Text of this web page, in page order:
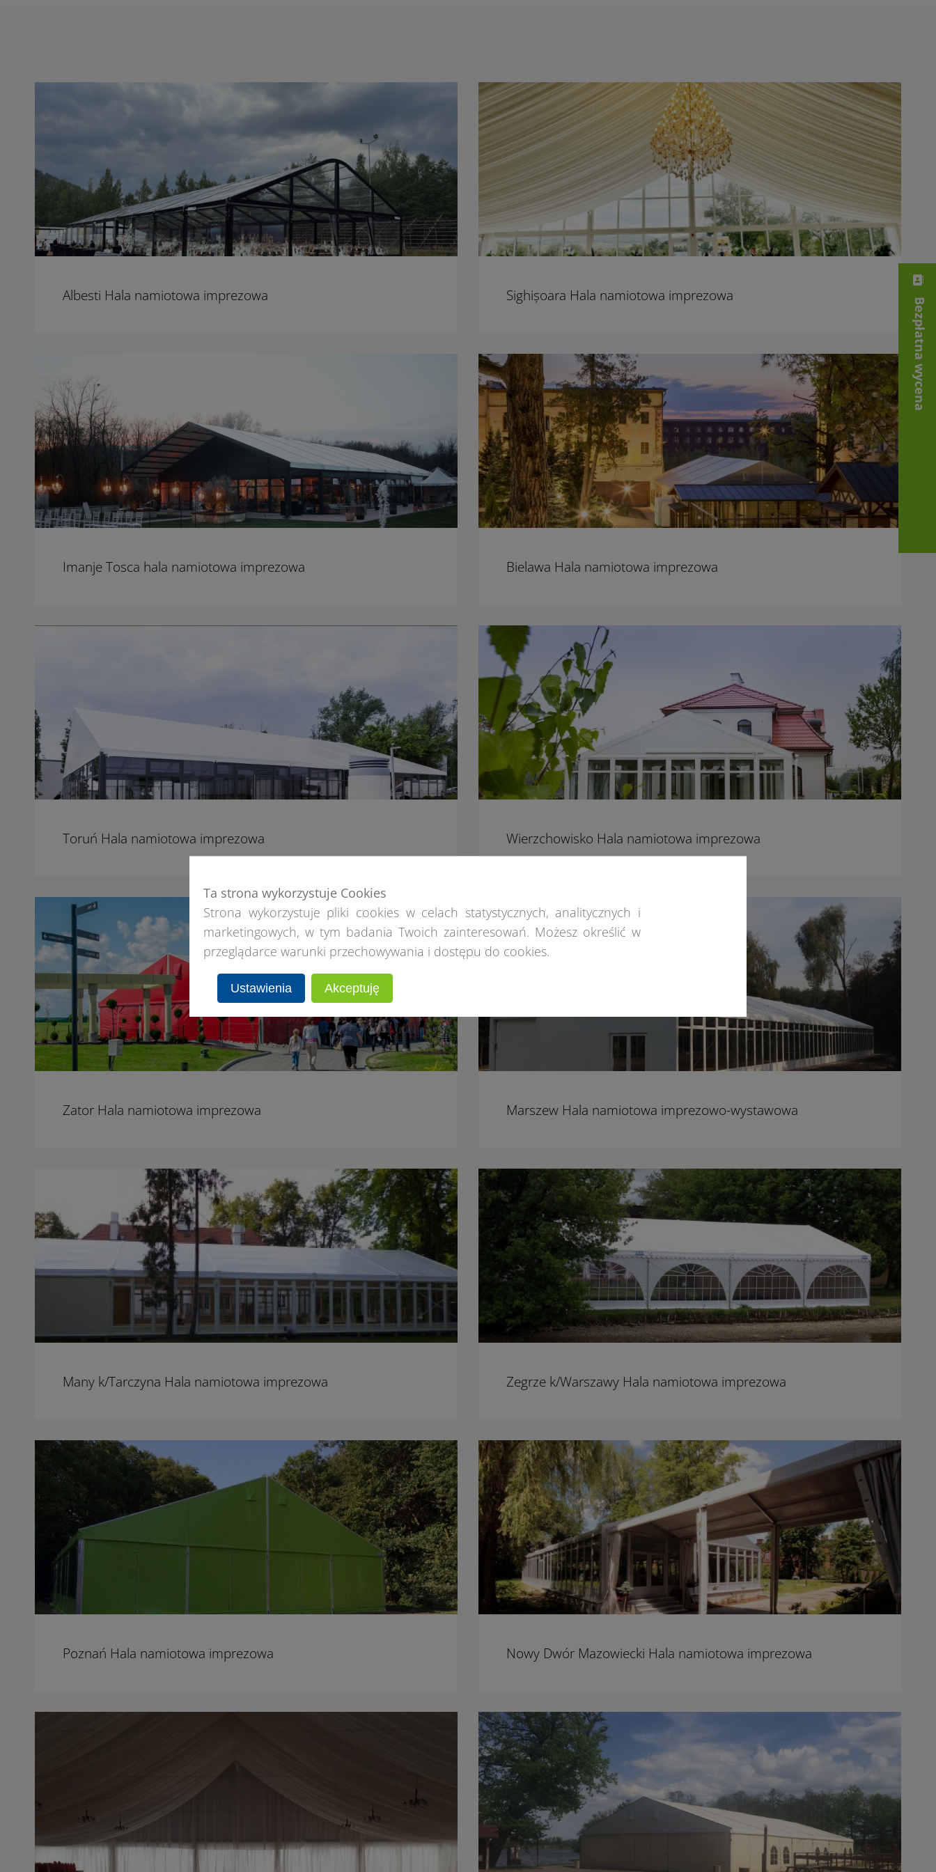
Albesti Hala namiotowa imprezowa Sighișoara Hala namiotowa imprezowa
Imanje Tosca hala namiotowa imprezowa Bielawa Hala namiotowa imprezowa
Toruń Hala namiotowa imprezowa Wierzchowisko Hala namiotowa imprezowa
Zator Hala namiotowa imprezowa Marszew Hala namiotowa imprezowo-wystawowa
Many k/Tarczyna Hala namiotowa imprezowa Zegrze k/Warszawy Hala namiotowa imprezowa
Poznań Hala namiotowa imprezowa Nowy Dwór Mazowiecki Hala namiotowa imprezowa
Bezpłatna wycena
Ta strona wykorzystuje Cookies
Strona wykorzystuje pliki cookies w celach statystycznych, analitycznych i
marketingowych, w tym badania Twoich zainteresowań. Możesz określić w
przeglądarce warunki przechowywania i dostępu do cookies.
Ustawienia Akceptuję